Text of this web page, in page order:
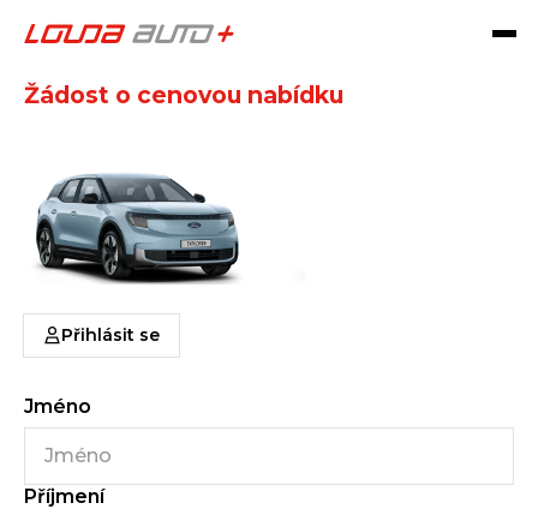
ELEKTRICKÝ EXPLORER
Žádost o cenovou nabídku
Přihlásit se
Jméno
Příjmení